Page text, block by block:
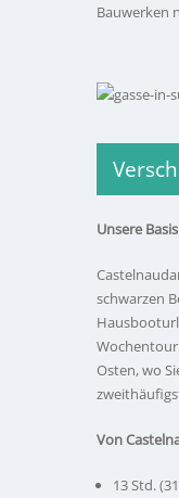
Bauwerken
Unsere
schwarzen
Osten, wo
Von
13 Std.